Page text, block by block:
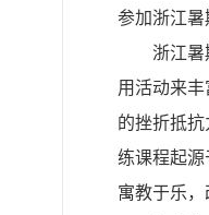
参加浙江暑
浙江暑
用活动来
的挫折抵
练课程起源
寓教于乐，